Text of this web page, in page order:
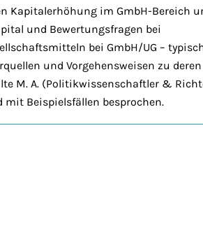
Kapitalerhöhung im GmbH-Bereich
und Bewertungsfragen bei
bei GmbH/UG –
und Vorgehensweisen zu deren
M. A. (Politikwissenschaftler &
Beispielsfällen besprochen.